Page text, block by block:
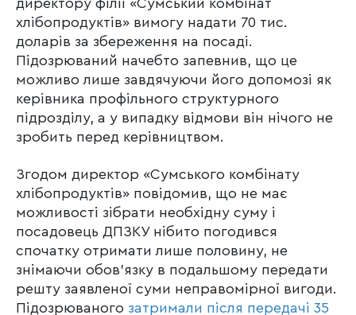
директору філії «Сумський комбінат
хлібопродуктів» вимогу надати 70 тис.
доларів за збереження на посаді.
Підозрюваний начебто запевнив, що це
можливо лише завдячуючи його допомозі як
керівника профільного структурного
підрозділу, а у випадку відмови він нічого не
зробить перед керівництвом.
Згодом директор «Сумського комбінату
хлібопродуктів» повідомив, що не має
можливості зібрати необхідну суму і
посадовець ДПЗКУ нібито погодився
спочатку отримати лише половину, не
знімаючи обов’язку в подальшому передати
решту заявленої суми неправомірної вигоди.
Підозрюваного затримали після передачі 35